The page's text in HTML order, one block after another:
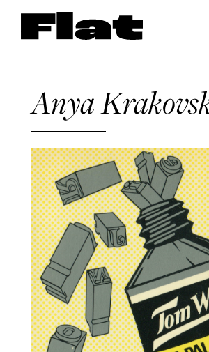
Anya